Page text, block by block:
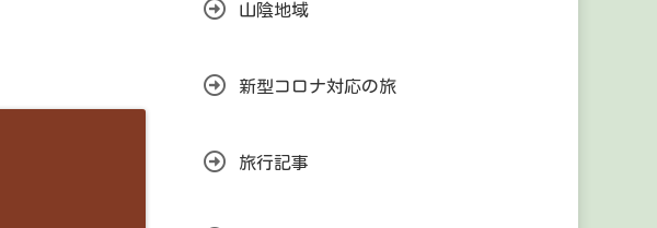
山陰地域
新型コロナ対応の旅
旅行記事